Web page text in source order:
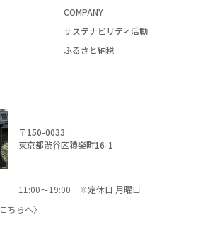
COMPANY
サステナビリティ活動
ふるさと納税
〒150-0033
東京都渋谷区猿楽町16-1
11:00～19:00 ※定休日 月曜日
こちらへ〉